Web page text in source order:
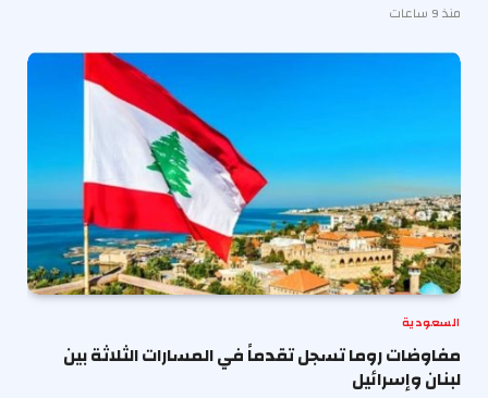
منذ 9 ساعات
السعودية
مفاوضات روما تسجل تقدماً في المسارات الثلاثة بين
لبنان وإسرائيل